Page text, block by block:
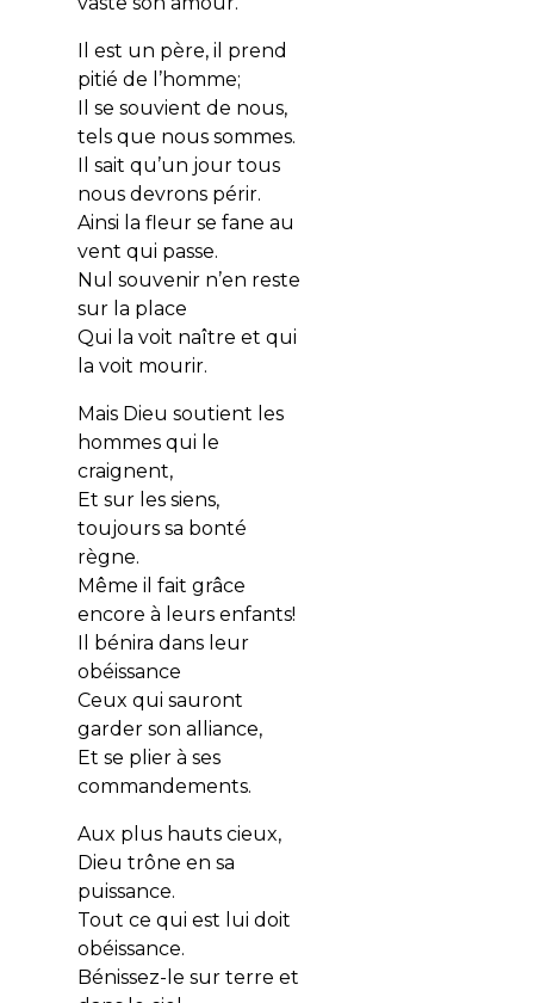
Il est un père, il prend
pitié de l’homme;
Il se souvient de nous,
tels que nous sommes.
Il sait qu’un jour tous
nous devrons périr.
Ainsi la fleur se fane au
vent qui passe.
Nul souvenir n’en reste
sur la place
Qui la voit naître et qui
la voit mourir.
Mais Dieu soutient les
hommes qui le
craignent,
Et sur les siens,
toujours sa bonté
règne.
Même il fait grâce
encore à leurs enfants!
Il bénira dans leur
obéissance
Ceux qui sauront
garder son alliance,
Et se plier à ses
commandements.
Aux plus hauts cieux,
Dieu trône en sa
puissance.
Tout ce qui est lui doit
obéissance.
Bénissez-le sur terre et